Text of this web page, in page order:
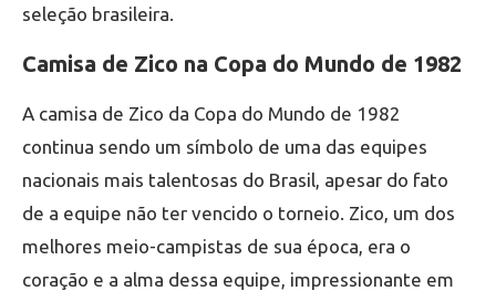
seleção brasileira.
Camisa de Zico na Copa do Mundo de 1982
A camisa de Zico da Copa do Mundo de 1982
continua sendo um símbolo de uma das equipes
nacionais mais talentosas do Brasil, apesar do fato
de a equipe não ter vencido o torneio. Zico, um dos
melhores meio-campistas de sua época, era o
coração e a alma dessa equipe, impressionante em